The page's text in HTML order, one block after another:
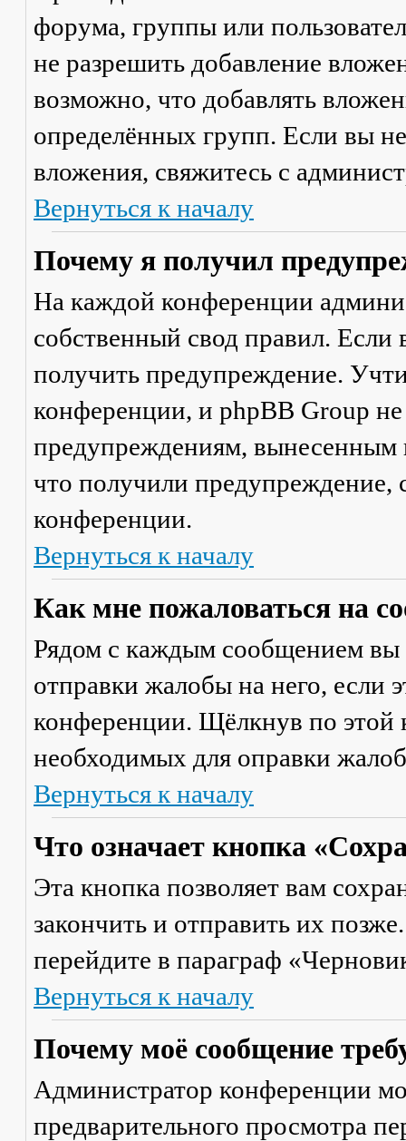
форума, группы или
не разрешить добавление
возможно, что добавлять
определённых групп. Если вы
вложения, свяжитесь с
Вернуться к началу
Почему я получил
На каждой конференции
собственный свод правил.
получить предупреждение.
конференции, и phpBB Group
предупреждениям, вынесенным
что получили предупреждение,
конференции.
Вернуться к началу
Как мне пожаловаться на
Рядом с каждым сообщением вы
отправки жалобы на него, если
конференции. Щёлкнув по этой
необходимых для оправки
Вернуться к началу
Что означает кнопка
Эта кнопка позволяет вам
закончить и отправить их
перейдите в параграф
Вернуться к началу
Почему моё сообщение
Администратор конференции
предварительного просмотра